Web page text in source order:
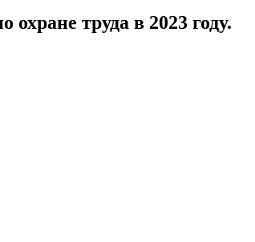
труда в 2023 году.